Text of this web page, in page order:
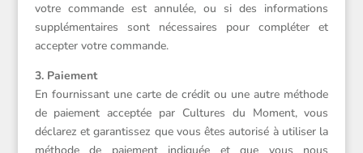
votre commande est annulée, ou si des informations
supplémentaires sont nécessaires pour compléter et
accepter votre commande.
3. Paiement
En fournissant une carte de crédit ou une autre méthode
de paiement acceptée par Cultures du Moment, vous
déclarez et garantissez que vous êtes autorisé à utiliser la